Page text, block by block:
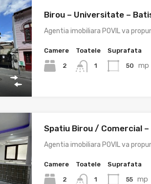
Birou – Universitate –
Agentia imobiliara POVIL va
Camere
2
Toatele
1
Suprafata
50 mp
Spatiu Birou / Comercial –
Agentia imobiliara POVIL va
Camere
2
Toatele
1
Suprafata
55 mp